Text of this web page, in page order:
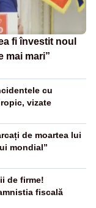
fi învestit noul
mai mari”
cu
vizate
de moartea lui
mondial”
de firme!
fiscală